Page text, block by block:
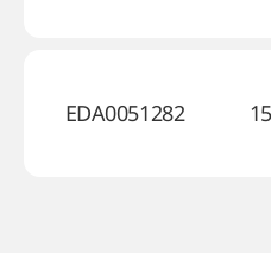
EDA0051282